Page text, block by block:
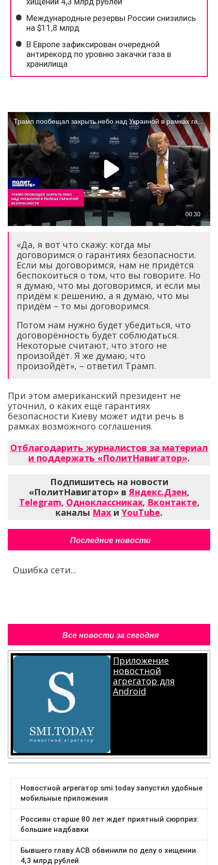
«Да, я вот что скажу: когда мы
договоримся о гарантиях безопасности.
Если мы договоримся, нам не придётся
беспокоиться о том, что вы говорите. Но
я думаю, что мы договоримся, и если мы
придём к решению, а я думаю, что мы
придём – то мы договоримся.
Потом нам нужно будет убедиться, что
договорённость будет соблюдаться.
Некоторые считают, что этого не
произойдёт. Я же думаю, что
произойдёт», – ответил Трамп.
При этом американский президент не
уточнил, о каких ещё гарантиях
безопасности Киеву может идти речь в
рамках возможного соглашения.
Отблагодарить журналистов за материал
и поддержать «ПолитНавигатор».
Подпишитесь на новости
«ПолитНавигатор» вЯндекс.Дзен,
Telegram, Одноклассниках, Вконтакте,
каналы Max и YouTube.
Последние новости
Ошибка сети...
Все новости за сегодня
Приложение
новостной
агрегатор для
Android
.